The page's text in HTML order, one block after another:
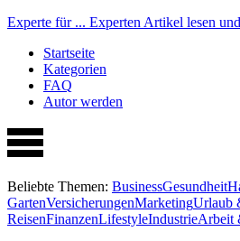
Experte für ... Experten Artikel lesen
Startseite
Kategorien
FAQ
Autor werden
Beliebte Themen: BusinessGesundheit
GartenVersicherungenMarketingUrlaub
ReisenFinanzenLifestyleIndustrieArbeit